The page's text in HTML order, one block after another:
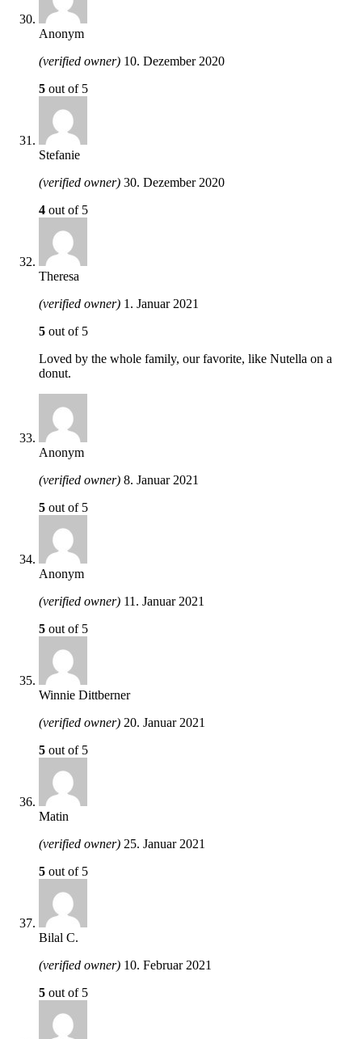
Anonym
(verified owner) 10. Dezember 2020
5 out of 5
Stefanie
(verified owner) 30. Dezember 2020
4 out of 5
Theresa
(verified owner) 1. Januar 2021
5 out of 5
Loved by the whole family, our favorite, like Nutella on a
donut.
Anonym
(verified owner) 8. Januar 2021
5 out of 5
Anonym
(verified owner) 11. Januar 2021
5 out of 5
Winnie Dittberner
(verified owner) 20. Januar 2021
5 out of 5
Matin
(verified owner) 25. Januar 2021
5 out of 5
Bilal C.
(verified owner) 10. Februar 2021
5 out of 5